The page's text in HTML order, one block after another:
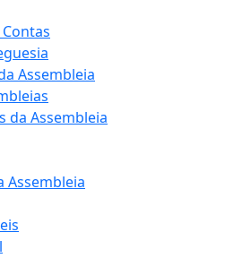
Assembleia
da Assembleia
Assembleia